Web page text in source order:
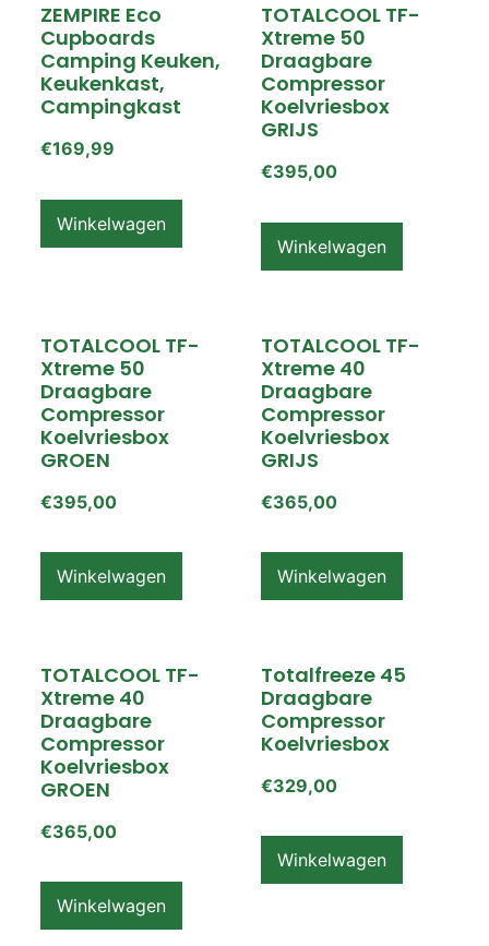
ZEMPIRE Eco
Cupboards
Camping Keuken,
Keukenkast,
Campingkast
€169,99
Winkelwagen
TOTALCOOL TF-
Xtreme 50
Draagbare
Compressor
Koelvriesbox
GRIJS
€395,00
Winkelwagen
TOTALCOOL TF-
Xtreme 50
Draagbare
Compressor
Koelvriesbox
GROEN
€395,00
Winkelwagen
TOTALCOOL TF-
Xtreme 40
Draagbare
Compressor
Koelvriesbox
GRIJS
€365,00
Winkelwagen
TOTALCOOL TF-
Xtreme 40
Draagbare
Compressor
Koelvriesbox
GROEN
€365,00
Winkelwagen
Totalfreeze 45
Draagbare
Compressor
Koelvriesbox
€329,00
Winkelwagen